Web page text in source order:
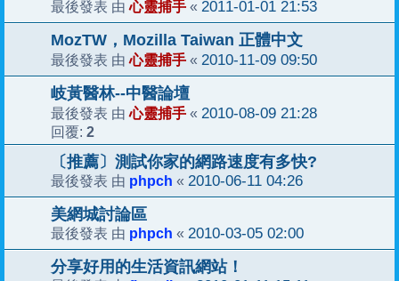
最後發表 由心靈捕手 « 2011-01-01 21:53
MozTW，Mozilla Taiwan 正體中文
最後發表 由心靈捕手 « 2010-11-09 09:50
岐黃醫林--中醫論壇
最後發表 由心靈捕手 « 2010-08-09 21:28
回覆: 2
〔推薦〕測試你家的網路速度有多快?
最後發表 由 phpch « 2010-06-11 04:26
美網城討論區
最後發表 由 phpch « 2010-03-05 02:00
分享好用的生活資訊網站！